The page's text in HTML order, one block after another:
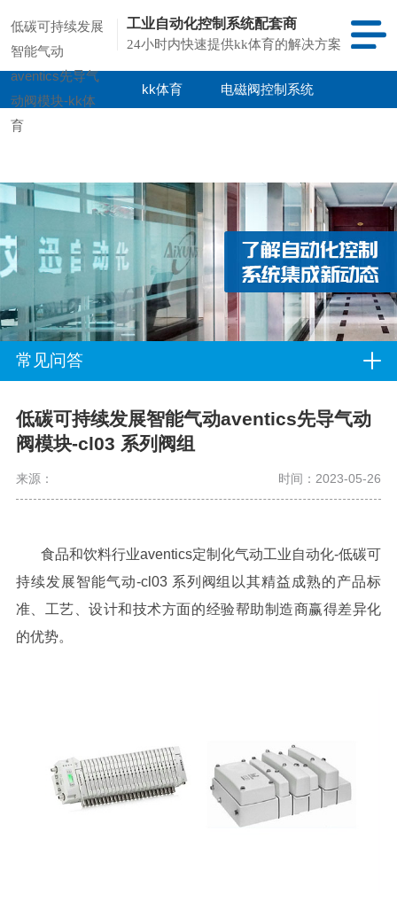
低碳可持续发展
智能气动
aventics先导气
动阀模块-kk体
育
工业自动化控制系统配套商
24小时内快速提供kk体育的解决方案
kk体育 电磁阀控制系统
常见问答
低碳可持续发展智能气动aventics先导气动
阀模块-cl03 系列阀组
来源： 时间：2023-05-26
食品和饮料行业aventics定制化气动工业自动化-低碳可
持续发展智能气动-cl03 系列阀组以其精益成熟的产品标
准、工艺、设计和技术方面的经验帮助制造商赢得差异化
的优势。